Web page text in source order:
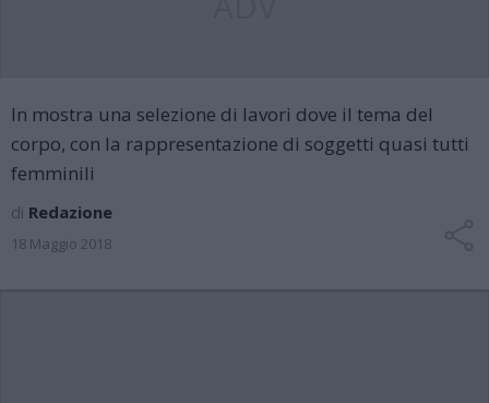
In mostra una selezione di lavori dove il tema del
corpo, con la rappresentazione di soggetti quasi tutti
femminili
di Redazione
18 Maggio 2018